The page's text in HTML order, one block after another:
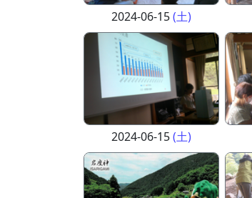
2024-06-15(土)
2024-06-15(土)